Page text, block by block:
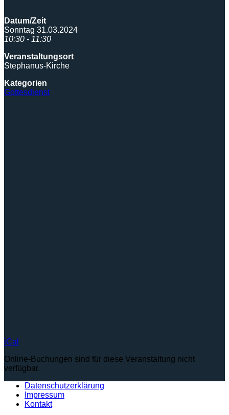
Datum/Zeit
Sonntag 31.03.2024
10:30 - 11:30
Veranstaltungsort
Stephanus-Kirche
Kategorien
Gottesdienst
iCal
Online-Buchungen sind für diese Veranstaltung nicht
verfügbar.
Datenschutzerklärung
Impressum
Kontakt